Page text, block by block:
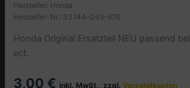
Hersteller: Honda
Hersteller-Nr.: 33744-045-670
Honda Original Ersatzteil NEU passend
ect.
3,00 € inkl. MwSt., zzgl.Versandkosten